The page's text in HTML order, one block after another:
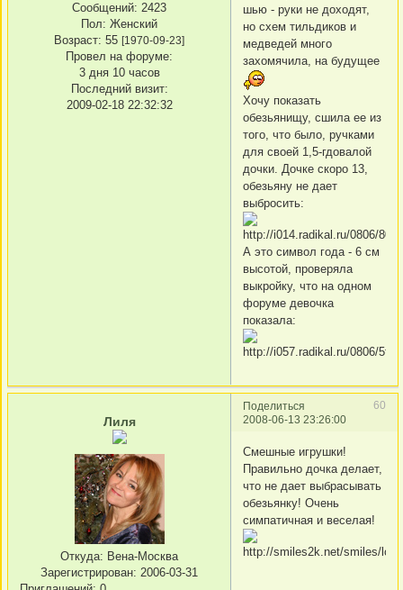
Сообщений: 2423
Пол: Женский
Возраст: 55 [1970-09-23]
Провел на форуме:
3 дня 10 часов
Последний визит:
2009-02-18 22:32:32
шью - руки не доходят,
но схем тильдиков и
медведей много
захомячила, на будущее
Хочу показать
обезьянищу, сшила ее из
того, что было, ручками
для своей 1,5-гдовалой
дочки. Дочке скоро 13,
обезьяну не дает
выбросить:
А это символ года - 6 см
высотой, проверяла
выкройку, что на одном
форуме девочка
показала:
Поделиться
60
2008-06-13 23:26:00
Лиля
Откуда: Вена-Москва
Зарегистрирован: 2006-03-31
Смешные игрушки!
Правильно дочка делает,
что не дает выбрасывать
обезьянку! Очень
симпатичная и веселая!